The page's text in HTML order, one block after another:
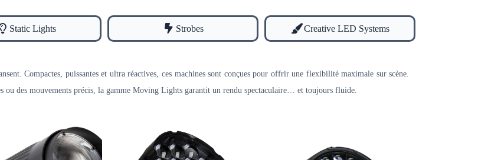
Static Lights Strobes Creative LED Systems
Compactes, puissantes et ultra réactives, ces machines sont conçues pour offrir une flexibilité maximale sur scène.
ou des mouvements précis, la gamme Moving Lights garantit un rendu spectaculaire… et toujours fluide.